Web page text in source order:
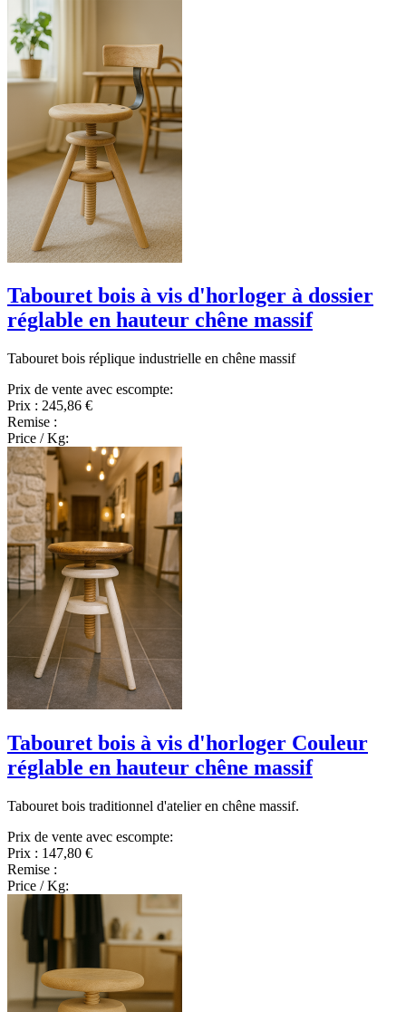
Tabouret bois à vis d'horloger à dossier
réglable en hauteur chêne massif
Tabouret bois réplique industrielle en chêne massif
Prix de vente avec escompte:
Prix : 245,86 €
Remise :
Price / Kg:
Tabouret bois à vis d'horloger Couleur
réglable en hauteur chêne massif
Tabouret bois traditionnel d'atelier en chêne massif.
Prix de vente avec escompte:
Prix : 147,80 €
Remise :
Price / Kg: